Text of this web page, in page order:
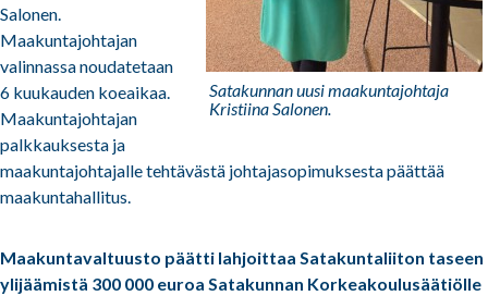
Satakunnan uusi maakuntajohtaja
Kristiina Salonen.
Salonen.
Maakuntajohtajan
valinnassa noudatetaan
6 kuukauden koeaikaa.
Maakuntajohtajan
palkkauksesta ja
maakuntajohtajalle tehtävästä johtajasopimuksesta päättää
maakuntahallitus.
Maakuntavaltuusto päätti lahjoittaa Satakuntaliiton taseen
ylijäämistä 300 000 euroa Satakunnan Korkeakoulusäätiölle